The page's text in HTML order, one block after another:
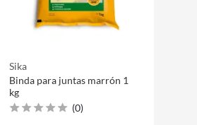
Sika
Binda para juntas marrón 1
kg
(0)